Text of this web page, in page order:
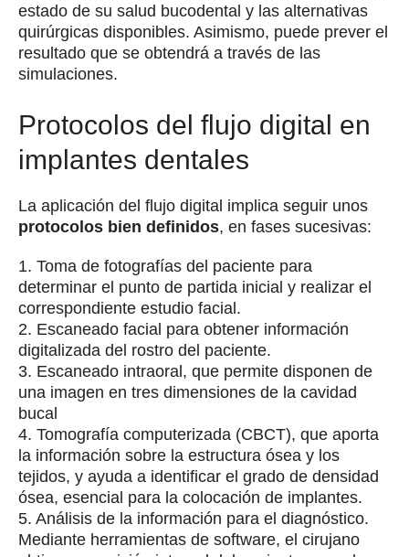
estado de su salud bucodental y las alternativas
quirúrgicas disponibles. Asimismo, puede prever el
resultado que se obtendrá a través de las
simulaciones.
Protocolos del flujo digital en
implantes dentales
La aplicación del flujo digital implica seguir unos
protocolos bien definidos, en fases sucesivas:
1. Toma de fotografías del paciente para
determinar el punto de partida inicial y realizar el
correspondiente estudio facial.
2. Escaneado facial para obtener información
digitalizada del rostro del paciente.
3. Escaneado intraoral, que permite disponen de
una imagen en tres dimensiones de la cavidad
bucal
4. Tomografía computerizada (CBCT), que aporta
la información sobre la estructura ósea y los
tejidos, y ayuda a identificar el grado de densidad
ósea, esencial para la colocación de implantes.
5. Análisis de la información para el diagnóstico.
Mediante herramientas de software, el cirujano